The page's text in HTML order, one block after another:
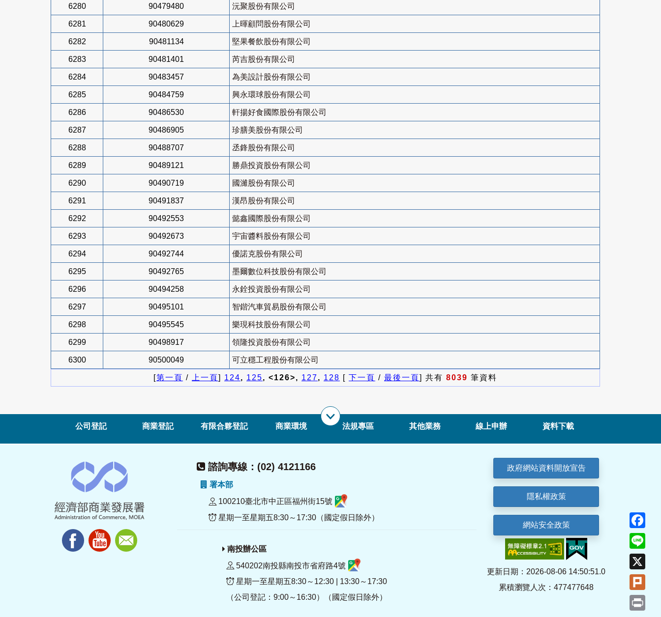
6280 90479480 沅聚股份有限公司
6281 90480629 上暉顧問股份有限公司
6282 90481134 堅果餐飲股份有限公司
6283 90481401 芮吉股份有限公司
6284 90483457 為美設計股份有限公司
6285 90484759 興永環球股份有限公司
6286 90486530 軒揚好食國際股份有限公司
6287 90486905 珍膳美股份有限公司
6288 90488707 丞鋒股份有限公司
6289 90489121 勝鼎投資股份有限公司
6290 90490719 國濰股份有限公司
6291 90491837 漢昂股份有限公司
6292 90492553 懿鑫國際股份有限公司
6293 90492673 宇宙醬料股份有限公司
6294 90492744 優諾克股份有限公司
6295 90492765 墨爾數位科技股份有限公司
6296 90494258 永銓投資股份有限公司
6297 90495101 智鍇汽車貿易股份有限公司
6298 90495545 樂現科技股份有限公司
6299 90498917 領隆投資股份有限公司
6300 90500049 可立穩工程股份有限公司
[第一頁 / 上一頁] 124, 125, <126>, 127, 128 [ 下一頁 / 最後一頁] 共有 8039 筆資料
公司登記 商業登記 有限合夥登記 商業環境 法規專區 其他業務 線上申辦 資料下載
諮詢專線：(02) 4121166
署本部
100210臺北市中正區福州街15號
星期一至星期五8:30～17:30（國定假日除外）
南投辦公區
540202南投縣南投市省府路4號
星期一至星期五8:30～12:30 | 13:30～17:30
（公司登記：9:00～16:30）（國定假日除外）
政府網站資料開放宣告
隱私權政策
網站安全政策
更新日期：2026-08-06 14:50:51.0
累積瀏覽人次：477477648